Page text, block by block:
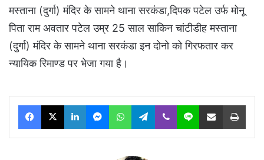
मस्ताना (दुर्गा) मंदिर के सामने थाना सरकंडा,दिपक पटेल उर्फ मोनू
पिता राम अवतार पटेल उम्र 25 साल साकिन चांटीडीह मस्ताना
(दुर्गा) मंदिर के सामने थाना सरकंडा इन दोनो को गिरफतार कर
न्यायिक रिमाण्ड पर भेजा गया है।
Facebook
X LinkedInMessengerWhatsAppTelegram
Viber Line Share via Email Print